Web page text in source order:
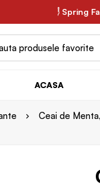
✌ Spring
ACASA
Ceai de